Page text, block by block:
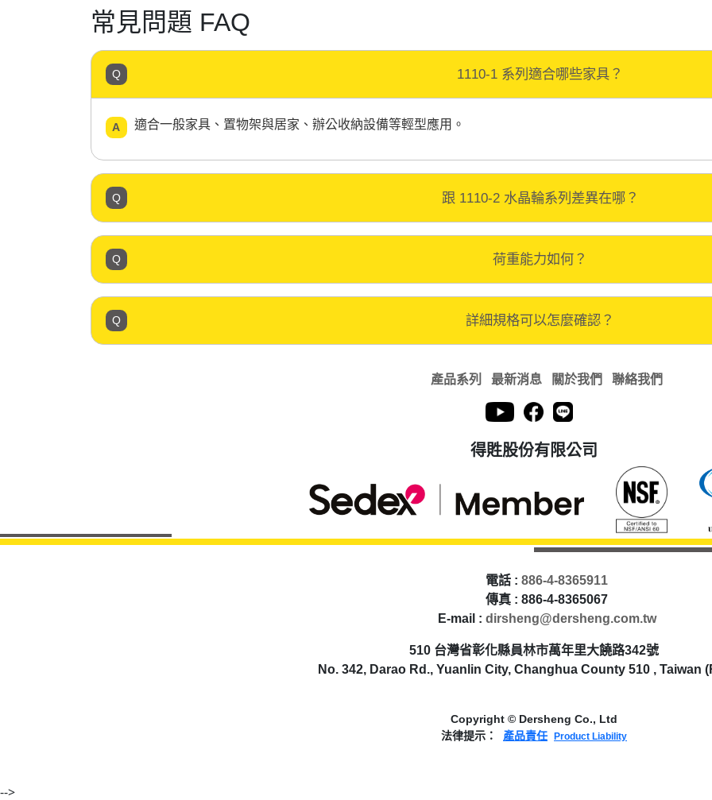
常見問題 FAQ
1110-1 系列適合哪些家具？
適合一般家具、置物架與居家、辦公收納設備等輕型應用。
跟 1110-2 水晶輪系列差異在哪？
荷重能力如何？
詳細規格可以怎麼確認？
產品系列 最新消息 關於我們 聯絡我們
得貹股份有限公司
電話 : 886-4-8365911
傳真 : 886-4-8365067
E-mail : dirsheng@dersheng.com.tw
510 台灣省彰化縣員林市萬年里大饒路342號
No. 342, Darao Rd., Yuanlin City, Changhua County 510 , Taiwan
Copyright © Dersheng Co., Ltd
法律提示：
產品責任 Product Liability
-->